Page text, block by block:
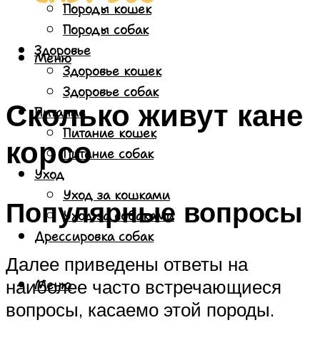
Породы кошек
Породы собак
Здоровье
Здоровье кошек
Здоровье собак
Питание
Питание кошек
Питание собак
Уход
Уход за кошками
Уход за собаками
Дрессировка собак
Меню
Меню
Сколько живут кане
корсо
Популярные вопросы
Далее приведены ответы на
наиболее часто встречающиеся
вопросы, касаемо этой породы.